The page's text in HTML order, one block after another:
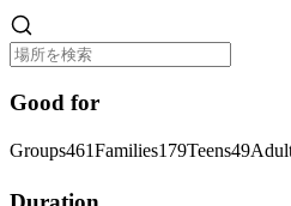
Good for
Groups461Families179Teens49